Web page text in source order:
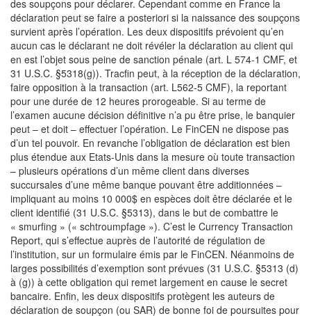
des soupçons pour déclarer. Cependant comme en France la
déclaration peut se faire a posteriori si la naissance des soupçons
survient après l’opération. Les deux dispositifs prévoient qu’en
aucun cas le déclarant ne doit révéler la déclaration au client qui
en est l’objet sous peine de sanction pénale (art. L 574-1 CMF, et
31 U.S.C. §5318(g)). Tracfin peut, à la réception de la déclaration,
faire opposition à la transaction (art. L562-5 CMF), la reportant
pour une durée de 12 heures prorogeable. Si au terme de
l’examen aucune décision définitive n’a pu être prise, le banquier
peut – et doit – effectuer l’opération. Le FinCEN ne dispose pas
d’un tel pouvoir. En revanche l’obligation de déclaration est bien
plus étendue aux Etats-Unis dans la mesure où toute transaction
– plusieurs opérations d’un même client dans diverses
succursales d’une même banque pouvant être additionnées –
impliquant au moins 10 000$ en espèces doit être déclarée et le
client identifié (31 U.S.C. §5313), dans le but de combattre le
« smurfing » (« schtroumpfage »). C’est le Currency Transaction
Report, qui s’effectue auprès de l’autorité de régulation de
l’institution, sur un formulaire émis par le FinCEN. Néanmoins de
larges possibilités d’exemption sont prévues (31 U.S.C. §5313 (d)
à (g)) à cette obligation qui remet largement en cause le secret
bancaire. Enfin, les deux dispositifs protègent les auteurs de
déclaration de soupçon (ou SAR) de bonne foi de poursuites pour